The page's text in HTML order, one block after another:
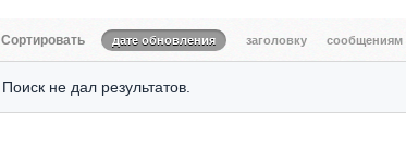
Сортировать дате обновления заголовку сообщениям
Поиск не дал результатов.